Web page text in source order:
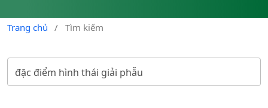
Trang chủ / Tìm kiếm